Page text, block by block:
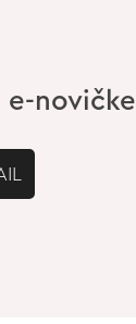
e-novičke